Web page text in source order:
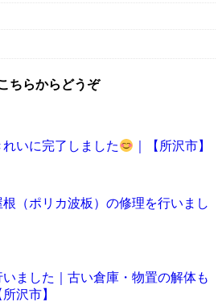
ちらからどうぞ
いに完了しました ｜【所沢市】
（ポリカ波板）の修理を行いまし
ました｜古い倉庫・物置の解体も
沢市】